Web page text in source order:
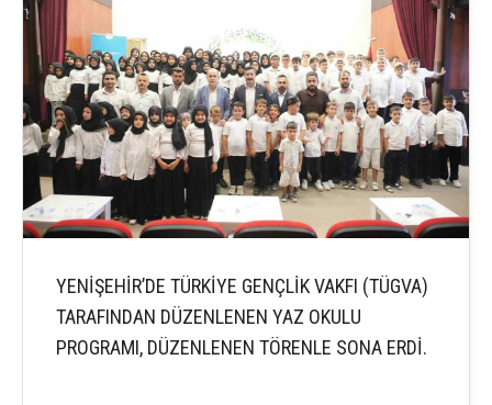
YENİŞEHİR’DE TÜRKİYE GENÇLİK VAKFI (TÜGVA)
TARAFINDAN DÜZENLENEN YAZ OKULU
PROGRAMI, DÜZENLENEN TÖRENLE SONA ERDİ.